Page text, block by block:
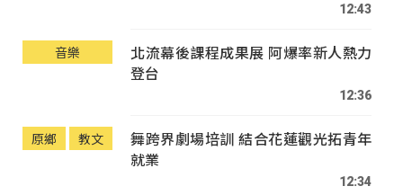
12:43
音樂
北流幕後課程成果展 阿爆率新人熱力
登台
12:36
原鄉 教文
舞跨界劇場培訓 結合花蓮觀光拓青年
就業
12:34